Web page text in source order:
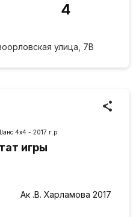
4
улица, 7В
4х4 - 2017 г.р.
игры
Ак .В. Харламова 2017